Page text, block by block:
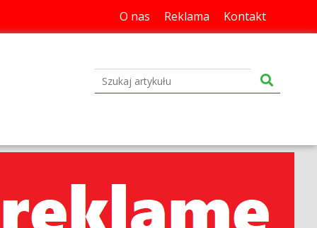
O nas Reklama Kontakt